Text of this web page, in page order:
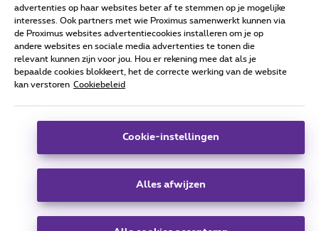
Alle rechten voorbehouden. © Proximus
Algemene voorwaarden, consumenteninfo
Deze website is gecreëerd en wordt beheerd conform het
Koning Albert II-laan 27 - B-1030 Brussel.
Carrier & Wholesale Solutions
advertenties op haar websites beter af te stemmen op je mogelijke
interesses. Ook partners met wie Proximus samenwerkt kunnen via
de Proximus websites advertentiecookies installeren om je op
andere websites en sociale media advertenties te tonen die
relevant kunnen zijn voor jou. Hou er rekening mee dat als je
bepaalde cookies blokkeert, het de correcte werking van de website
kan verstoren Cookiebeleid
Cookie-instellingen
Alles afwijzen